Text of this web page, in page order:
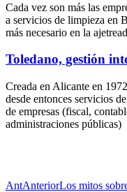
Cada vez son más las
a servicios de limpieza en
más necesario en la
Toledano, gestión
Creada en Alicante en
desde entonces servicios
de empresas (fiscal,
administraciones públicas)
AntAnteriorLos mitos